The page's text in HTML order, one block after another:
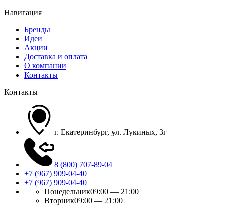
Навигация
Бренды
Идеи
Акции
Доставка и оплата
О компании
Контакты
Контакты
г. Екатеринбург, ул. Лукиных, 3г
8 (800) 707-89-04
+7 (967) 909-04-40
+7 (967) 909-04-40
Понедельник09:00 — 21:00
Вторник09:00 — 21:00